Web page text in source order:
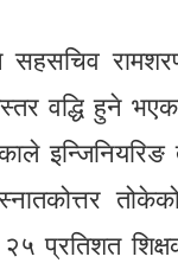
सहसचिव
वद्धि हुने
प्रतिशत